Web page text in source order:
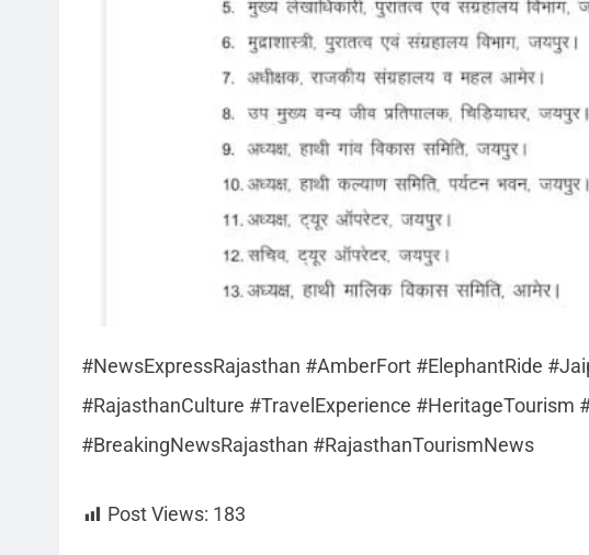
#NewsExpressRajasthan #AmberFort #ElephantRide
#RajasthanCulture #TravelExperience #HeritageTourism
#BreakingNewsRajasthan #RajasthanTourismNews
Post Views: 183